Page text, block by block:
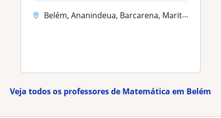
Belém, Ananindeua, Barcarena, Marituba
Veja todos os professores de Matemática em Belém